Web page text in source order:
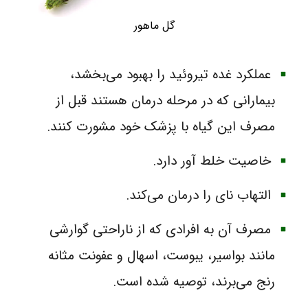
گل ماهور
عملکرد غده تیروئید را بهبود می‌بخشد،
بیمارانی که در مرحله درمان هستند قبل از
مصرف این گیاه با پزشک خود مشورت کنند.
خاصیت خلط آور دارد.
التهاب نای را درمان می‌کند.
مصرف آن به افرادی که از ناراحتی گوارشی
مانند بواسیر، یبوست، اسهال و عفونت مثانه
رنج می‌برند، توصیه شده است.